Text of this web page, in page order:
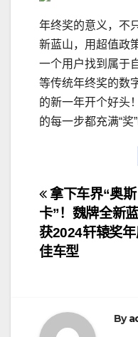
年终奖的意义，不
新蓝山，用超值政
一个用户找到属于
等传统年终奖的数
的新一年开个好头
的每一步都充满“奖”
文
章
导
拿下车界“奥斯
卡”！魏牌全新
获2024轩辕奖
佳车型
By